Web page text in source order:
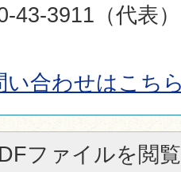
43-3911（代表
い合わせはこち
ファイルを閲